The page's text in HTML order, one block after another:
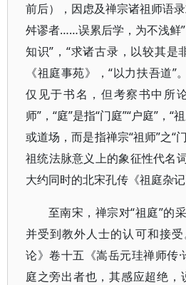
前后），因虑及禅宗诸祖师语
舛谬者……误累后学，为不浅鲜
知识”，“求诸古录，以较其是
《祖庭事苑》，“以力扶吾道”
仅见于书名，但考察书中所
师”，“庭”是指“门庭”“户庭”，“
或道场，而是指禅宗“祖师”之“
祖统法脉意义上的象征性代名
大约同时的北宋孔传《祖庭杂记
至南宋，禅宗对“祖庭”的
并受到教外人士的认可和接
论》卷十五《嵩岳元珪禅师传
庭之旁出者也，其感应超绝，